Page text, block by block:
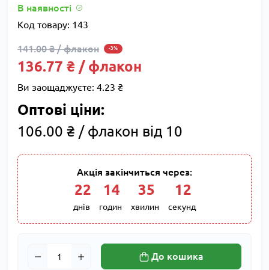
В наявності
Код товару: 143
141.00 ₴ / флакон -3%
136.77 ₴ / флакон
Ви заощаджуєте: 4.23 ₴
Оптові ціни:
106.00 ₴ / флакон від 10
Акція закінчиться через:
22
днів
14
годин
35
хвилин
11
секунд
До кошика